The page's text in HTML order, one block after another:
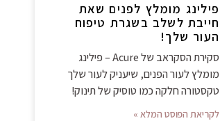
פילינג מומלץ לפנים שאת
חייבת לשלב בשגרת טיפוח
העור שלך!
סקירת הסקראב של Acure – פילינג
מומלץ לעור הפנים, שיעניק לעור שלך
טקסטורה חלקה כמו טוסיק של תינוק!
לקריאת הפוסט המלא »